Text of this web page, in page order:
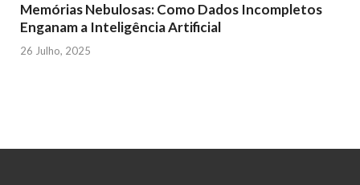
Memórias Nebulosas: Como Dados Incompletos
Enganam a Inteligência Artificial
26 Julho, 2025